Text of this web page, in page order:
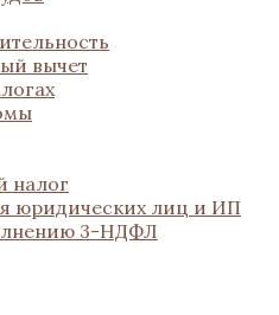
вычет
налог
юридических лиц и ИП
3-НДФЛ